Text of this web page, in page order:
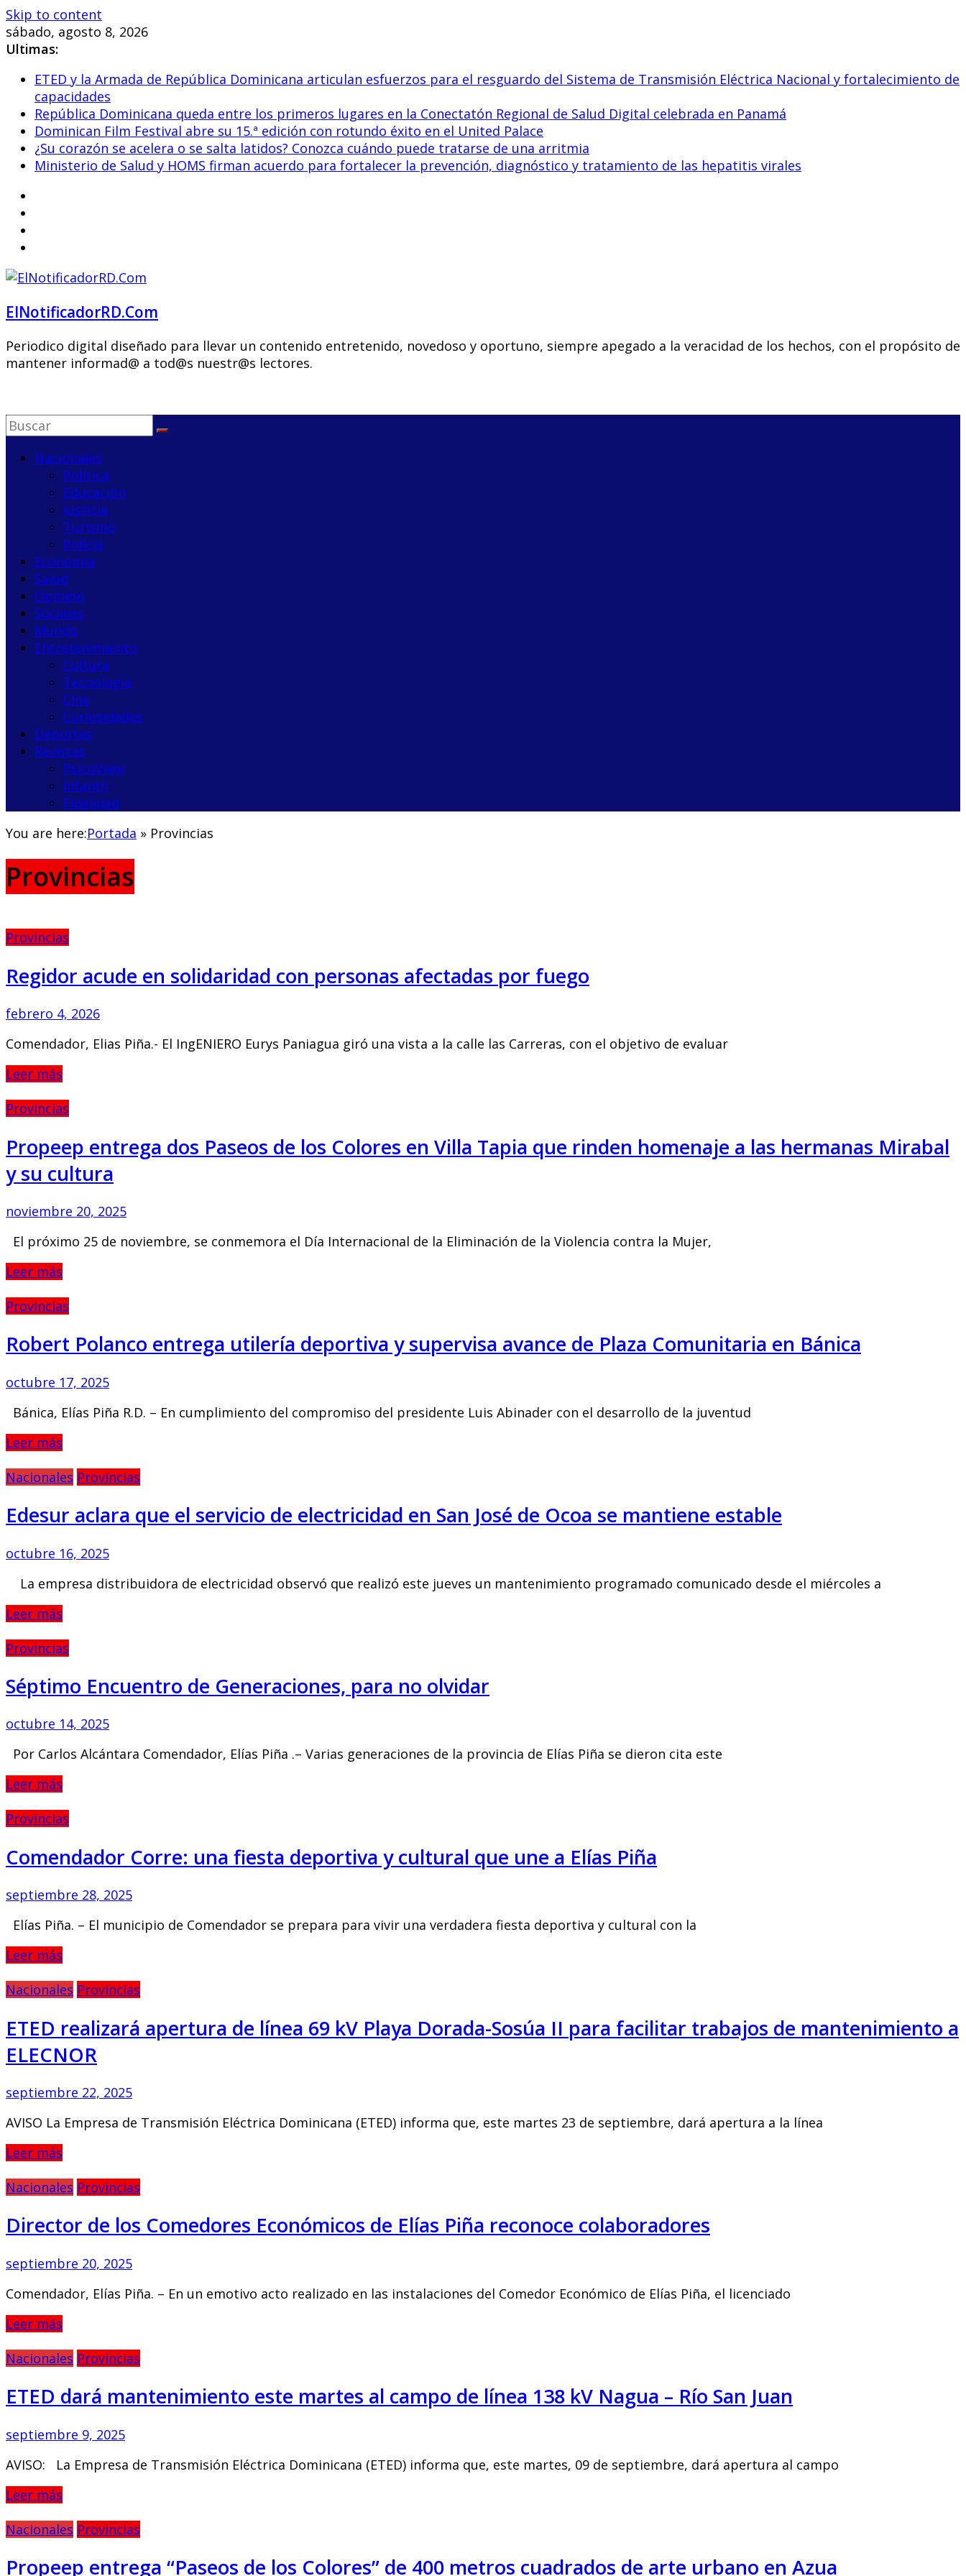
Skip to content
sábado, agosto 8, 2026
Ultimas:
ETED y la Armada de República Dominicana articulan esfuerzos para el resguardo del Sistema de Transmisión Eléctrica Nacional y fortalecimiento de
capacidades
República Dominicana queda entre los primeros lugares en la Conectatón Regional de Salud Digital celebrada en Panamá
Dominican Film Festival abre su 15.ª edición con rotundo éxito en el United Palace
¿Su corazón se acelera o se salta latidos? Conozca cuándo puede tratarse de una arritmia
Ministerio de Salud y HOMS firman acuerdo para fortalecer la prevención, diagnóstico y tratamiento de las hepatitis virales
ElNotificadorRD.Com
Periodico digital diseñado para llevar un contenido entretenido, novedoso y oportuno, siempre apegado a la veracidad de los hechos, con el propósito de
mantener informad@ a tod@s nuestr@s lectores.
Nacionales
Política
Educación
Justicia
Turismo
Policía
Economía
Salud
Opinión
Sociales
Mundo
Entretenimiento
Cultura
Tecnología
Cine
Curiosidades
Deportes
Revistas
PsicoView
Infantil
Fidelidad
You are here:Portada » Provincias
Provincias
Provincias
Regidor acude en solidaridad con personas afectadas por fuego
febrero 4, 2026
Comendador, Elias Piña.- El IngENIERO Eurys Paniagua giró una vista a la calle las Carreras, con el objetivo de evaluar
Leer más
Provincias
Propeep entrega dos Paseos de los Colores en Villa Tapia que rinden homenaje a las hermanas Mirabal
y su cultura
noviembre 20, 2025
El próximo 25 de noviembre, se conmemora el Día Internacional de la Eliminación de la Violencia contra la Mujer,
Leer más
Provincias
Robert Polanco entrega utilería deportiva y supervisa avance de Plaza Comunitaria en Bánica
octubre 17, 2025
Bánica, Elías Piña R.D. – En cumplimiento del compromiso del presidente Luis Abinader con el desarrollo de la juventud
Leer más
Nacionales Provincias
Edesur aclara que el servicio de electricidad en San José de Ocoa se mantiene estable
octubre 16, 2025
La empresa distribuidora de electricidad observó que realizó este jueves un mantenimiento programado comunicado desde el miércoles a
Leer más
Provincias
Séptimo Encuentro de Generaciones, para no olvidar
octubre 14, 2025
Por Carlos Alcántara Comendador, Elías Piña .– Varias generaciones de la provincia de Elías Piña se dieron cita este
Leer más
Provincias
Comendador Corre: una fiesta deportiva y cultural que une a Elías Piña
septiembre 28, 2025
Elías Piña. – El municipio de Comendador se prepara para vivir una verdadera fiesta deportiva y cultural con la
Leer más
Nacionales Provincias
ETED realizará apertura de línea 69 kV Playa Dorada-Sosúa II para facilitar trabajos de mantenimiento a
ELECNOR
septiembre 22, 2025
AVISO La Empresa de Transmisión Eléctrica Dominicana (ETED) informa que, este martes 23 de septiembre, dará apertura a la línea
Leer más
Nacionales Provincias
Director de los Comedores Económicos de Elías Piña reconoce colaboradores
septiembre 20, 2025
Comendador, Elías Piña. – En un emotivo acto realizado en las instalaciones del Comedor Económico de Elías Piña, el licenciado
Leer más
Nacionales Provincias
ETED dará mantenimiento este martes al campo de línea 138 kV Nagua – Río San Juan
septiembre 9, 2025
AVISO: La Empresa de Transmisión Eléctrica Dominicana (ETED) informa que, este martes, 09 de septiembre, dará apertura al campo
Leer más
Nacionales Provincias
Propeep entrega “Paseos de los Colores” de 400 metros cuadrados de arte urbano en Azua